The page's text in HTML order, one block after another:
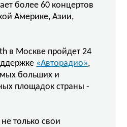
более 60 концертов
Америке, Азии,
в Москве пройдет 24
«Авторадио»,
больших и
площадок страны -
только свои